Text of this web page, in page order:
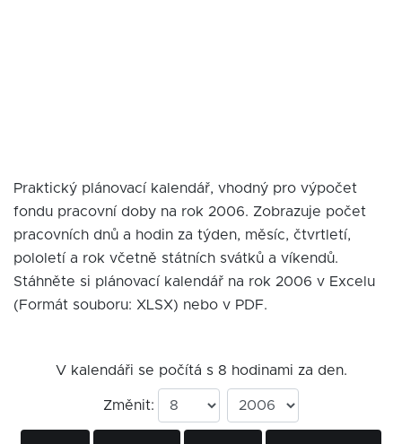
Praktický plánovací kalendář, vhodný pro výpočet
fondu pracovní doby na rok 2006. Zobrazuje počet
pracovních dnů a hodin za týden, měsíc, čtvrtletí,
pololetí a rok včetně státních svátků a víkendů.
Stáhněte si plánovací kalendář na rok 2006 v Excelu
(Formát souboru: XLSX) nebo v PDF.
V kalendáři se počítá s 8 hodinami za den.
Změnit: